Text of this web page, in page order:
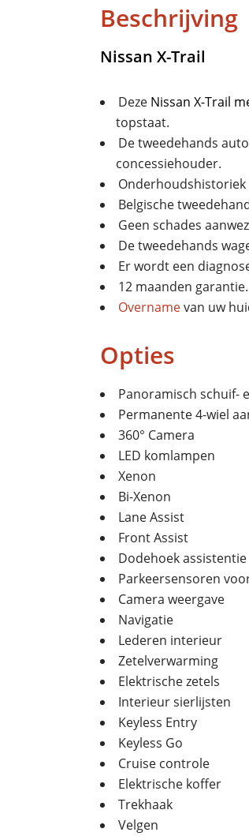
Beschrijving
Nissan X-Trail
Deze Nissan X-Trail
topstaat.
De tweedehands
concessiehouder.
Onderhoudshistoriek
Belgische
Geen schades
De tweedehands
Er wordt een
12 maanden garantie.
Overnamevan uw
Opties
Panoramisch schuif-
Permanente 4-wiel
360° Camera
LED komlampen
Xenon
Bi-Xenon
Lane Assist
Front Assist
Dodehoek assistentie
Parkeersensoren
Camera weergave
Navigatie
Lederen interieur
Zetelverwarming
Elektrische zetels
Interieur sierlijsten
Keyless Entry
Keyless Go
Cruise controle
Elektrische koffer
Trekhaak
Velgen